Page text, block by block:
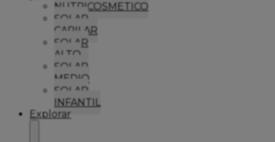
NUTRICOSMETICO
SOLAR
CAPILAR
SOLAR
ALTO
SOLAR
MEDIO
SOLAR
INFANTIL
Explorar